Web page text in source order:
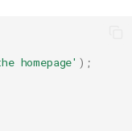
homepage' );